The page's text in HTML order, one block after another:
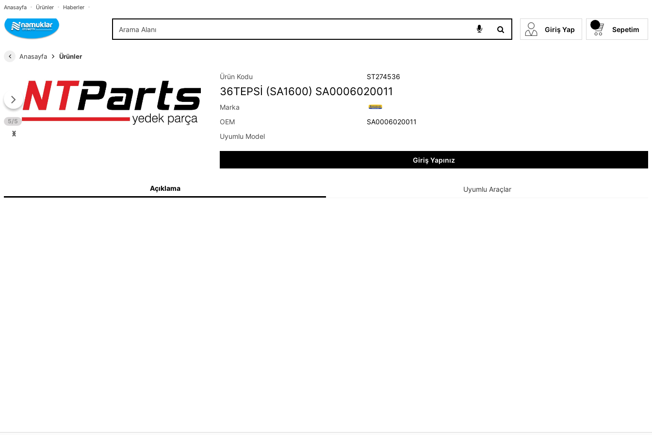
Anasayfa Ürünler Haberler
Giriş Yap Sepetim
Anasayfa Ürünler
5/5
ST274536
SA0006020011
36TEPSİ (SA1600) SA0006020011
Giriş Yapınız
Açıklama Uyumlu Araçlar